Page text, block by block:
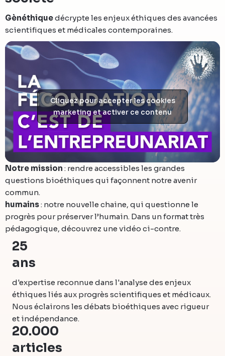
Gènéthiquedécrypte les enjeux éthiques des avancées
scientifiques et médicales contemporaines.
Cliquez pour accepter les cookies
marketing et activer ce contenu
Notre mission : rendre accessibles les grandes
questions bioéthiques qui façonnent notre avenir
commun.
humains: notre nouvelle chaine, qui questionne le
progrès pour préserver l’humain. Dans un format très
pédagogique, découvrez une vidéo ci-contre.
25
ans
d'expertise reconnue dans l'analyse des enjeux
éthiques liés aux progrès scientifiques et médicaux.
Nous éclairons les débats bioéthiques avec rigueur
et indépendance.
20.000
articles